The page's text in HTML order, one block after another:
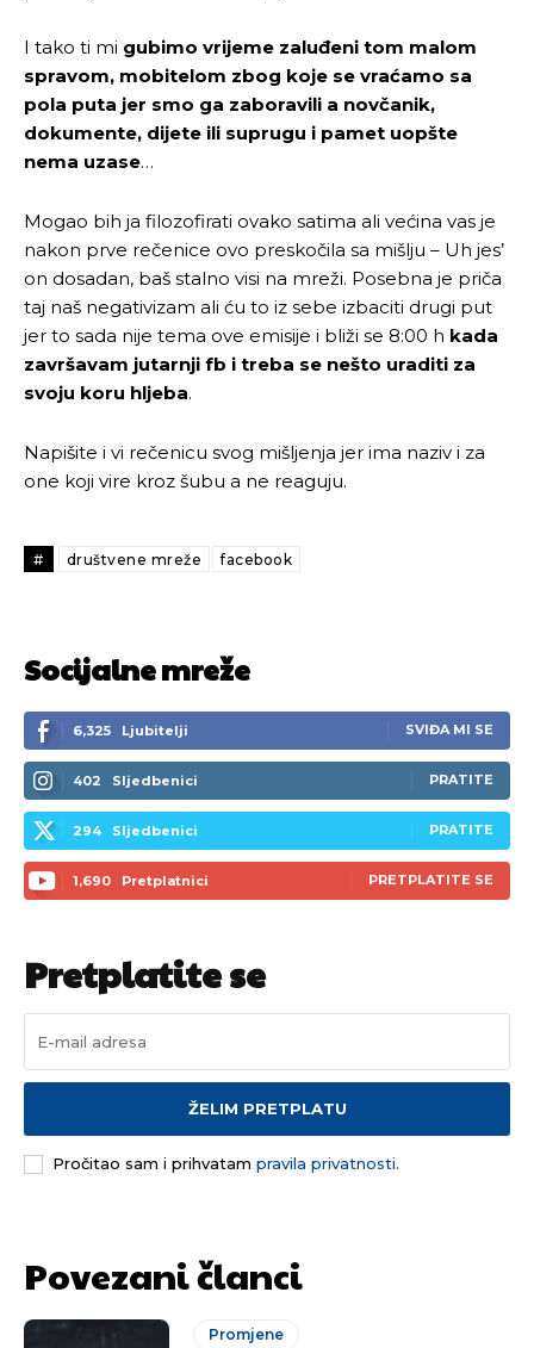
Pusti priču da živi!
Pusti priču da živi!
I tako ti mi gubimo vrijeme zaluđeni tom malom
spravom, mobitelom zbog koje se vraćamo sa
pola puta jer smo ga zaboravili a novčanik,
dokumente, dijete ili suprugu i pamet uopšte
nema uzase…
Mogao bih ja filozofirati ovako satima ali većina vas je
nakon prve rečenice ovo preskočila sa mišlju – Uh jes’
on dosadan, baš stalno visi na mreži. Posebna je priča
taj naš negativizam ali ću to iz sebe izbaciti drugi put
jer to sada nije tema ove emisije i bliži se 8:00 h kada
završavam jutarnji fb i treba se nešto uraditi za
svoju koru hljeba.
Napišite i vi rečenicu svog mišljenja jer ima naziv i za
one koji vire kroz šubu a ne reaguju.
# društvene mreže facebook
Socijalne mreže
6,325 Ljubitelji SVIĐA MI SE
402 Sljedbenici PRATITE
294 Sljedbenici PRATITE
1,690 Pretplatnici PRETPLATITE SE
Pretplatite se
ŽELIM PRETPLATU
Pročitao sam i prihvatam pravila privatnosti.
Povezani članci
Promjene